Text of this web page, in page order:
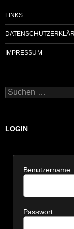
LINKS
IMPRESSUM
Suchen
nach:
LOGIN
Benutzername
Passwort